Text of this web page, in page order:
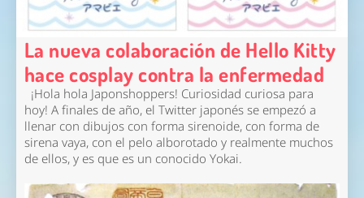
La nueva colaboración de Hello Kitty
hace cosplay contra la enfermedad
¡Hola hola Japonshoppers! Curiosidad curiosa para
hoy! A finales de año, el Twitter japonés se empezó a
llenar con dibujos con forma sirenoide, con forma de
sirena vaya, con el pelo alborotado y realmente muchos
de ellos, y es que es un conocido Yokai.